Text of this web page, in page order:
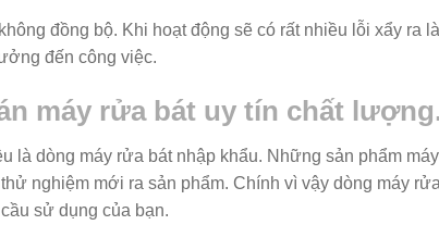
đồng bộ. Khi hoạt động sẽ có rất nhiều lỗi xẩy ra
đến công việc.
máy rửa bát uy tín chất
là dòng máy rửa bát nhập khẩu. Những sản phẩm máy
nghiệm mới ra sản phẩm. Chính vì vậy dòng máy
sử dụng của bạn.